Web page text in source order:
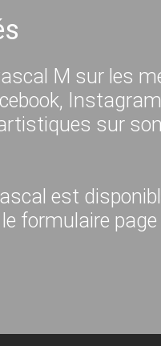
M sur les
sur
est
formulaire page